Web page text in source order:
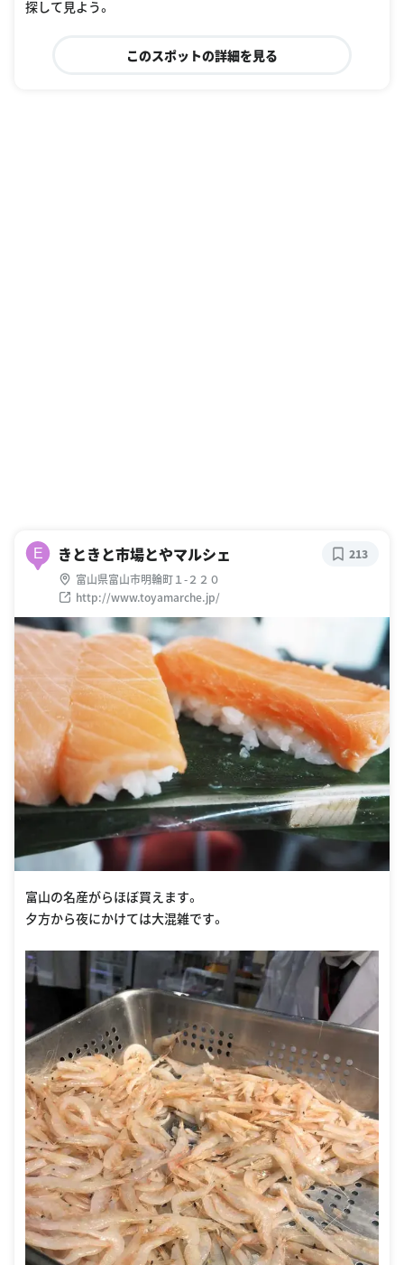
探して見よう。
このスポットの詳細を見る
E きときと市場とやマルシェ
富山県富山市明輪町１-２２０
http://www.toyamarche.jp/
213
富山の名産がらほぼ買えます。
夕方から夜にかけては大混雑です。